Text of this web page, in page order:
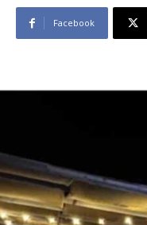
Facebook